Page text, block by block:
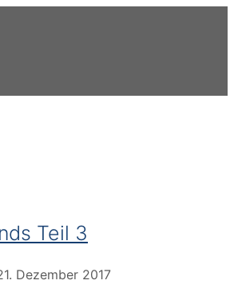
Teil 3
Dezember 2017